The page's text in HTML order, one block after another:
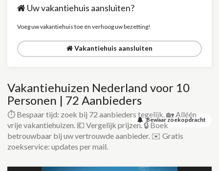
Uw vakantiehuis aansluiten?
Voeg uw vakantiehuis toe én verhoog uw bezetting!
Vakantiehuis aansluiten
Bewaar zoekopdracht
Vakantiehuizen Nederland voor 10
Personen | 72 Aanbieders
⏱️ Bespaar tijd: zoek bij 72 aanbieders tegelijk. 🏡 Alléén
vrije vakantiehuizen. 💶 Vergelijk prijzen. 🔒 Boek
betrouwbaar bij uw vertrouwde aanbieder. ✉️ Gratis
zoekservice: updates per mail.